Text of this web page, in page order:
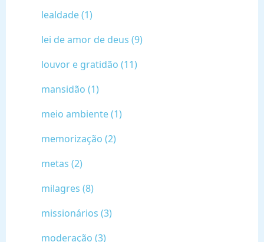
lealdade (1)
lei de amor de deus (9)
louvor e gratidão (11)
mansidão (1)
meio ambiente (1)
memorização (2)
metas (2)
milagres (8)
missionários (3)
moderação (3)